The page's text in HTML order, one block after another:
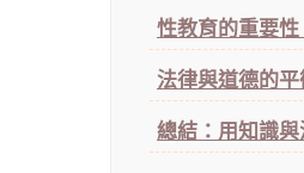
性教育的重要
法律與道德的
總結：用知識